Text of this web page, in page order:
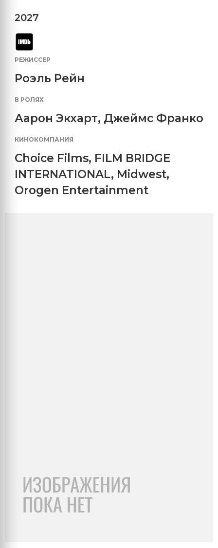
2027
РЕЖИССЕР
Роэль Рейн
В РОЛЯХ
Аарон Экхарт, Джеймс Франко
КИНОКОМПАНИЯ
Choice Films, FILM BRIDGE
INTERNATIONAL, Midwest,
Orogen Entertainment